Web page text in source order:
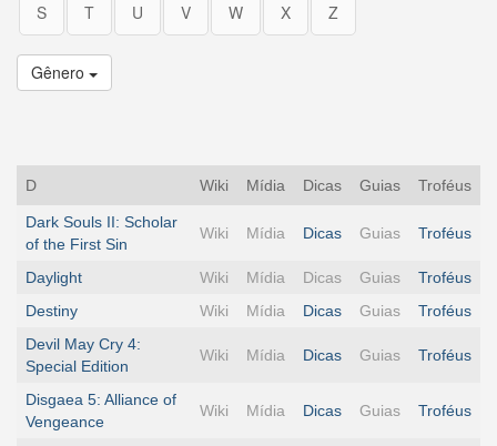
S T U V W X Z
Gênero
D Wiki Mídia Dicas Guias Troféus
Dark Souls II: Scholar
of the First Sin
Wiki Mídia Dicas Guias Troféus
Daylight Wiki Mídia Dicas Guias
Troféus
Destiny
Wiki Mídia Dicas Guias
Troféus
Devil May Cry 4:
Special Edition
Wiki Mídia Dicas Guias Troféus
Disgaea 5: Alliance of
Vengeance
Wiki Mídia Dicas Guias Troféus